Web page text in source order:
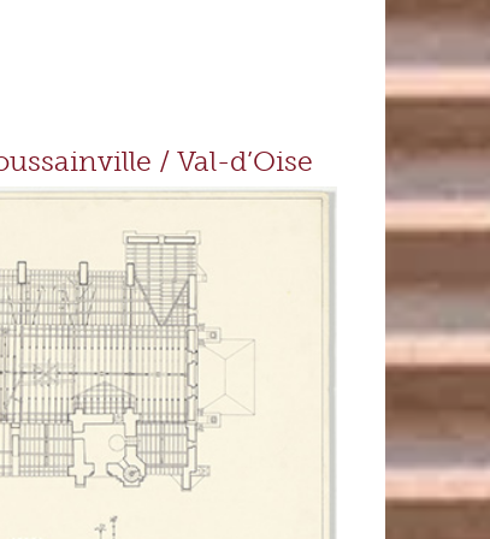
/ Val-d’Oise